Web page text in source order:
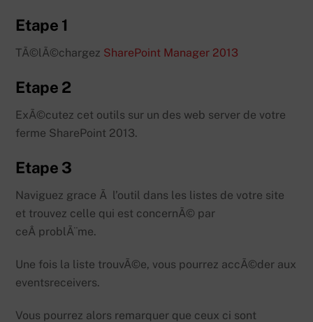
Etape 1
TÃ©lÃ©chargez SharePoint Manager 2013
Etape 2
ExÃ©cutez cet outils sur un des web server de votre
ferme SharePoint 2013.
Etape 3
Naviguez grace Ã l’outil dans les listes de votre site
et trouvez celle qui est concernÃ© par
ceÂ problÃ¨me.
Une fois la liste trouvÃ©e, vous pourrez accÃ©der aux
eventsreceivers.
Vous pourrez alors remarquer que ceux ci sont